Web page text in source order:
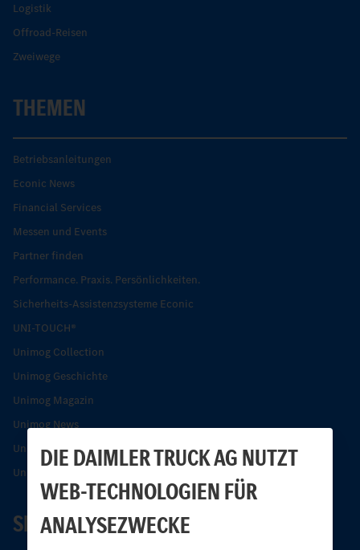
DIE DAIMLER TRUCK AG NUTZT
WEB-TECHNOLOGIEN FÜR
ANALYSEZWECKE
Logistik
Offroad-Reisen
Zweiwege
THEMEN
Betriebsanleitungen
Econic News
Financial Services
Messen und Events
Partner finden
Performance. Praxis. Persönlichkeiten.
Sicherheits-Assistenzsysteme Econic
UNI-TOUCH®
Unimog Collection
Unimog Geschichte
Unimog Magazin
Unimog News
Unimog Partner-Portal
Unimog Sicherheit
SERVICE